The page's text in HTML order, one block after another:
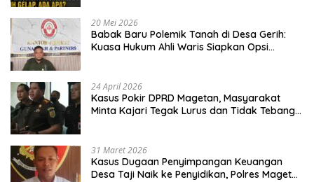
20 Mei 2026
Babak Baru Polemik Tanah di Desa Gerih:
Kuasa Hukum Ahli Waris Siapkan Opsi
24 April 2026
Kasus Pokir DPRD Magetan, Masyarakat
Minta Kajari Tegak Lurus dan Tidak Tebang
31 Maret 2026
Kasus Dugaan Penyimpangan Keuangan
Desa Taji Naik ke Penyidikan, Polres Magetan